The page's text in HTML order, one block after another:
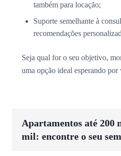
também para locação;
Suporte semelhante à
recomendações
Seja qual for o seu objetivo,
uma opção ideal esperando por
Apartamentos até 200
mil: encontre o seu